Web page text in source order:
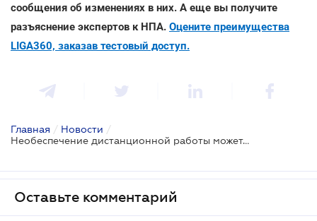
сообщения об изменениях в них. А еще вы получите
разъяснение экспертов к НПА. Оцените преимущества
LIGA360, заказав тестовый доступ.
Главная / Новости /
Необеспечение дистанционной работы может быть основанием для расторжения трудового договора - ВС
Оставьте комментарий